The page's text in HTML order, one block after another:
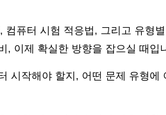
컴퓨터 시험 적응법, 그리고 유형
, 이제 확실한 방향을 잡으실 때입
시작해야 할지, 어떤 문제 유형에